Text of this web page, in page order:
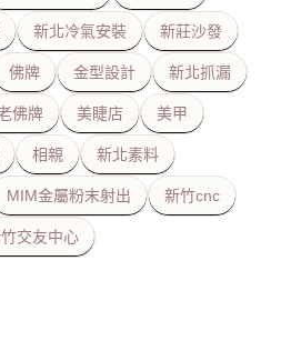
新北冷氣安裝 新莊沙發
佛牌 金型設計 新北抓漏
佛牌 美睫店 美甲
相親 新北素料
MIM金屬粉末射出 新竹cnc
交友中心